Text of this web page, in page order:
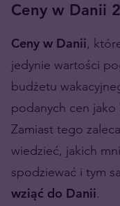
Ceny w Danii
Ceny w Danii,
jedynie wartości
budżetu
podanych cen jako
Zamiast tego
wiedzieć, jakich
spodziewać i tym
wziąć do Danii.